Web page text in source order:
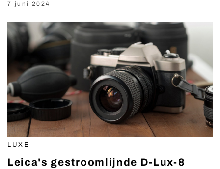
7 juni 2024
LUXE
Leica's gestroomlijnde D-Lux-8